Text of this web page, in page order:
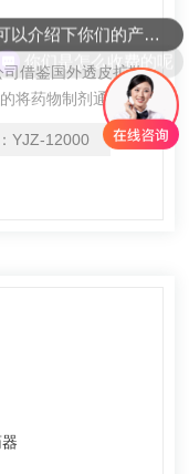
借鉴国外透皮扩散
将药物制剂通过动
程度反应出来，以
药物，是目前国际
一，广泛应用于科
YJZ-12000
你们是怎么收费的呢